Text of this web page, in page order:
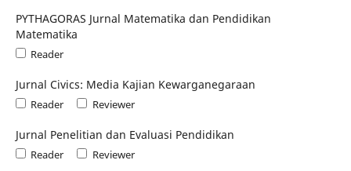
PYTHAGORAS Jurnal Matematika dan Pendidikan
Matematika
Reader
Jurnal Civics: Media Kajian Kewarganegaraan
Reader Reviewer
Jurnal Penelitian dan Evaluasi Pendidikan
Reader Reviewer